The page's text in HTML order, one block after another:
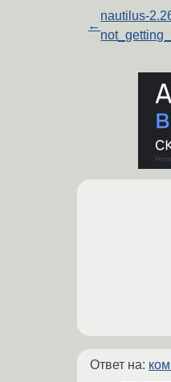
←
nautilus-
Ответ на: